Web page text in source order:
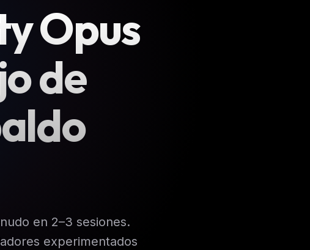
Opus
de
en 2–3 sesiones.
experimentados